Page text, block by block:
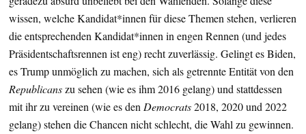
wissen, welche Kandidat*innen für diese Themen stehen, verlieren
die entsprechenden Kandidat*innen in engen Rennen (und jedes
Präsidentschaftsrennen ist eng) recht zuverlässig. Gelingt es Biden,
es Trump unmöglich zu machen, sich als getrennte Entität von den
Republicanszu sehen (wie es ihm 2016 gelang) und stattdessen
mit ihr zu vereinen (wie es den Democrats2018, 2020 und 2022
gelang) stehen die Chancen nicht schlecht, die Wahl zu gewinnen.